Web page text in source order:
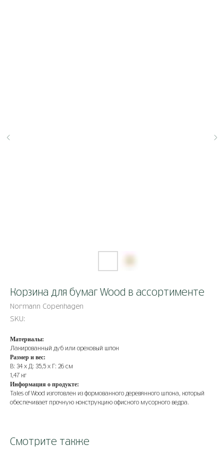
Корзина для бумаг Wood в ассортименте
Normann Copenhagen
SKU:
Материалы:
Лакированный дуб или ореховый шпон
Размер и вес:
В: 34 х Д: 35,5 х Г: 26 см
1,47 кг
Информация о продукте:
Tales of Wood изготовлен из формованного деревянного шпона, который
обеспечивает прочную конструкцию офисного мусорного ведра.
Смотрите также